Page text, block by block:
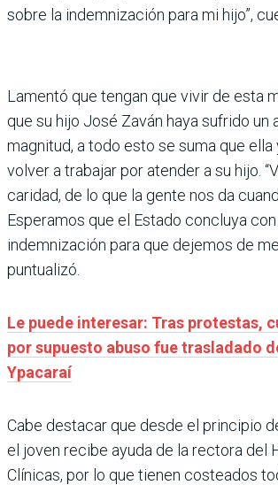
sobre la indemnización para mi hijo”,
Lamentó que tengan que vivir de esta
que su hijo José Zaván haya sufrido un
magnitud, a todo esto se suma que ella
volver a trabajar por atender a su hijo.
caridad, de lo que la gente nos da
Esperamos que el Estado concluya con
indemnización para que dejemos de
puntualizó.
Le puede interesar: Tras protestas,
por supuesto abuso fue trasladado
Ypacaraí
Cabe destacar que desde el principio
el joven recibe ayuda de la rectora del
Clínicas, por lo que tienen costeados